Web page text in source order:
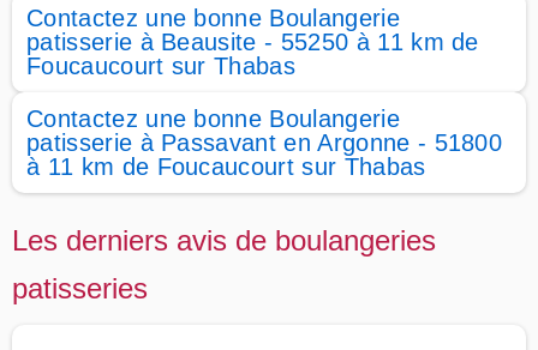
Contactez une bonne Boulangerie
patisserie à Beausite - 55250 à 11 km de
Foucaucourt sur Thabas
Contactez une bonne Boulangerie
patisserie à Passavant en Argonne - 51800
à 11 km de Foucaucourt sur Thabas
Les derniers avis de boulangeries
patisseries